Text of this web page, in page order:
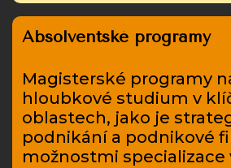
Absolventské programy
Magisterské programy
hloubkové studium v
oblastech, jako je
podnikání a podnikové
možnostmi specializace